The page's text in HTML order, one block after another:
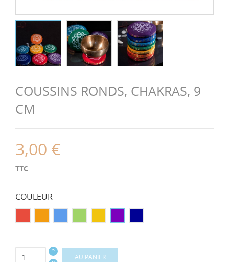
COUSSINS RONDS, CHAKRAS, 9
CM
3,00 €
TTC
COULEUR
foncé
AU PANIER